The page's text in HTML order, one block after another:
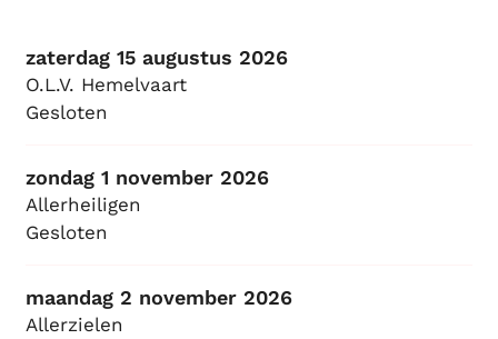
zaterdag 15 augustus 2026
O.L.V. Hemelvaart
Gesloten
zondag 1 november 2026
Allerheiligen
Gesloten
maandag 2 november 2026
Allerzielen